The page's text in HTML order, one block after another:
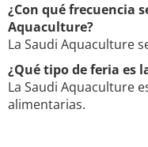
¿Con qué frecuencia
Aquaculture?
La Saudi Aquaculture
¿Qué tipo de feria es
La Saudi Aquaculture
alimentarias.